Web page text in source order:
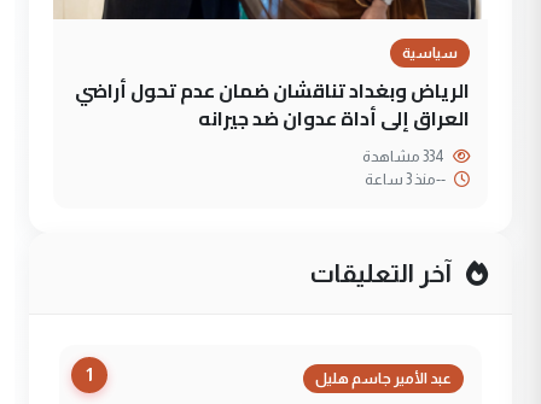
سياسية
الرياض وبغداد تناقشان ضمان عدم تحول أراضي
العراق إلى أداة عدوان ضد جيرانه
--منذ 3 ساعة
آخر التعليقات
1 عبد الأمير جاسم هليل